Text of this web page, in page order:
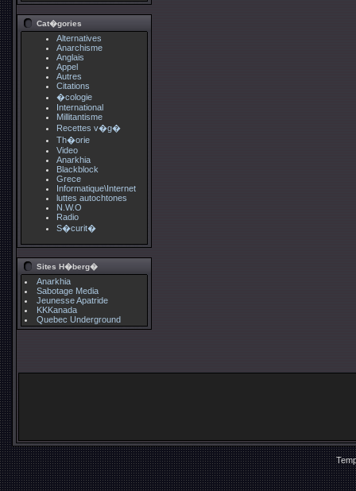
Cat�gories
Alternatives
Anarchisme
Anglais
Appel
Autres
Citations
�cologie
International
Millitantisme
Recettes v�g�
Th�orie
Video
Anarkhia
Blackblock
Grece
Informatique\Internet
luttes autochtones
N.W.O
Radio
S�curit�
Sites H�berg�
Anarkhia
Sabotage Media
Jeunesse Apatride
KKKanada
Quebec Underground